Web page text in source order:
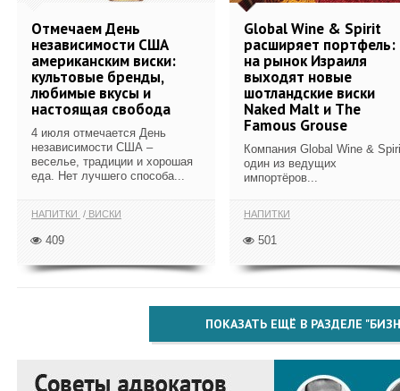
Отмечаем День
независимости США
американским виски:
культовые бренды,
любимые вкусы и
настоящая свобода
4 июля отмечается День
независимости США –
веселье, традиции и хорошая
еда. Нет лучшего способа...
НАПИТКИ ВИСКИ
409
Global Wine & Spirit
расширяет портфель:
на рынок Израиля
выходят новые
шотландские виски
Naked Malt и The
Famous Grouse
Компания Global Wine &
один из ведущих
импортёров...
НАПИТКИ
501
ПОКАЗАТЬ ЕЩЁ В РАЗДЕЛЕ